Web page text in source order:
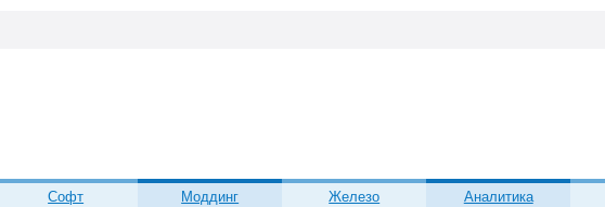
Софт Моддинг Железо Аналитика